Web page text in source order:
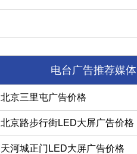
电台广告推荐媒体
北京三里屯广告价格
北京路步行街LED大屏广告价格
天河城正门LED大屏广告价格